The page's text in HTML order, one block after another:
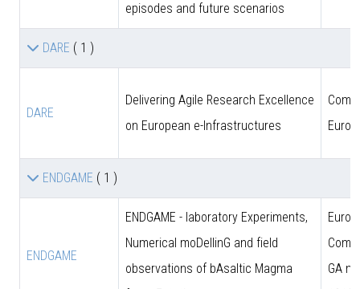
episodes and future scenarios
DARE ( 1 )
DARE
Delivering Agile Research Excellence
on European e-Infrastructures
ENDGAME ( 1 )
ENDGAME
ENDGAME - laboratory Experiments,
Numerical moDellinG and field
observations of bAsaltic Magma
GA n.